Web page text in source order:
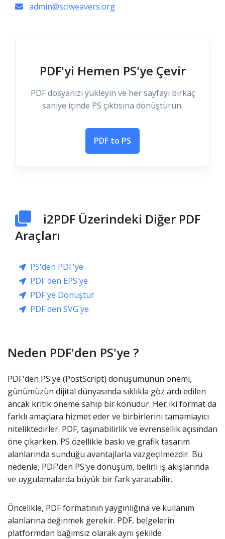
admin@sciweavers.org
PDF'yi Hemen PS'ye Çevir
PDF dosyanızı yükleyin ve her sayfayı birkaç
saniye içinde PS çıktısına dönüştürün.
PDF to PS
i2PDF Üzerindeki Diğer PDF
Araçları
PS'den PDF'ye
PDF'den EPS'ye
PDF'ye Dönüştür
PDF'den SVG'ye
Neden PDF'den PS'ye ?
PDF'den PS'ye (PostScript) dönüşümünün önemi,
günümüzün dijital dünyasında sıklıkla göz ardı edilen
ancak kritik öneme sahip bir konudur. Her iki format da
farklı amaçlara hizmet eder ve birbirlerini tamamlayıcı
niteliktedirler. PDF, taşınabilirlik ve evrensellik açısından
öne çıkarken, PS özellikle baskı ve grafik tasarım
alanlarında sunduğu avantajlarla vazgeçilmezdir. Bu
nedenle, PDF'den PS'ye dönüşüm, belirli iş akışlarında
ve uygulamalarda büyük bir fark yaratabilir.
Öncelikle, PDF formatının yaygınlığına ve kullanım
alanlarına değinmek gerekir. PDF, belgelerin
platformdan bağımsız olarak aynı şekilde